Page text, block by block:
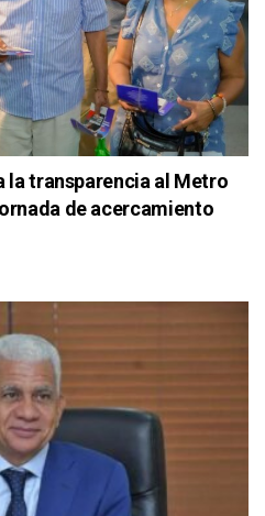
la transparencia al Metro
de acercamiento